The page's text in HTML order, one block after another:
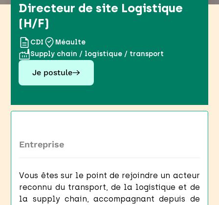
Directeur de site Logistique
(H/F)
CDI
Méaulte
Supply chain / logistique / transport
Je postule
Entreprise
Vous êtes sur le point de rejoindre un acteur
reconnu du transport, de la logistique et de
la supply chain, accompagnant depuis de